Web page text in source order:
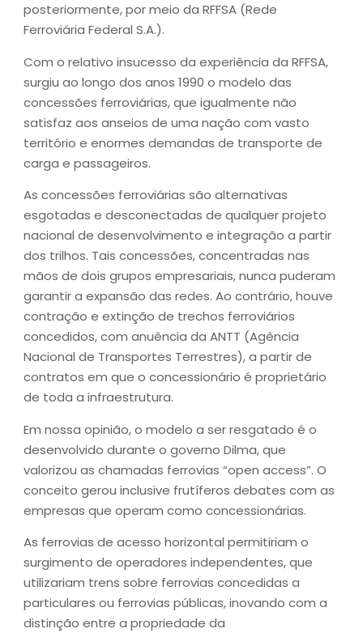
posteriormente, por meio da RFFSA (Rede
Ferroviária Federal S.A.).
Com o relativo insucesso da experiência da RFFSA,
surgiu ao longo dos anos 1990 o modelo das
concessões ferroviárias, que igualmente não
satisfaz aos anseios de uma nação com vasto
território e enormes demandas de transporte de
carga e passageiros.
As concessões ferroviárias são alternativas
esgotadas e desconectadas de qualquer projeto
nacional de desenvolvimento e integração a partir
dos trilhos. Tais concessões, concentradas nas
mãos de dois grupos empresariais, nunca puderam
garantir a expansão das redes. Ao contrário, houve
contração e extinção de trechos ferroviários
concedidos, com anuência da ANTT (Agência
Nacional de Transportes Terrestres), a partir de
contratos em que o concessionário é proprietário
de toda a infraestrutura.
Em nossa opinião, o modelo a ser resgatado é o
desenvolvido durante o governo Dilma, que
valorizou as chamadas ferrovias “open access”. O
conceito gerou inclusive frutíferos debates com as
empresas que operam como concessionárias.
As ferrovias de acesso horizontal permitiriam o
surgimento de operadores independentes, que
utilizariam trens sobre ferrovias concedidas a
particulares ou ferrovias públicas, inovando com a
distinção entre a propriedade da